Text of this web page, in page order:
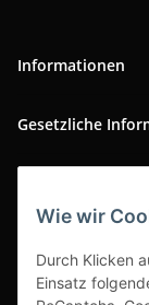
Wie wir
Durch Klicken
Einsatz
Informationen
Gesetzliche